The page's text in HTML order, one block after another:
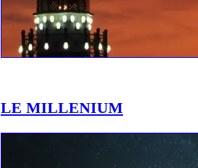
LE MILLENIUM